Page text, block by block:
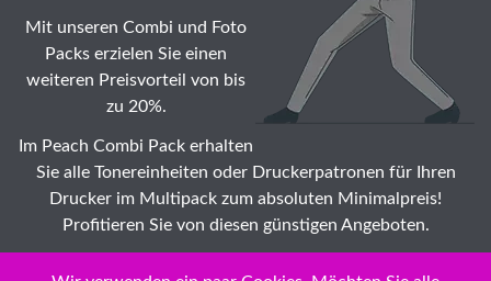
Mit unseren Combi und Foto
Packs erzielen Sie einen
weiteren Preisvorteil von bis
zu 20%.
Im Peach Combi Pack erhalten
Sie alle Tonereinheiten oder Druckerpatronen für Ihren
Drucker im Multipack zum absoluten Minimalpreis!
Profitieren Sie von diesen günstigen Angeboten.